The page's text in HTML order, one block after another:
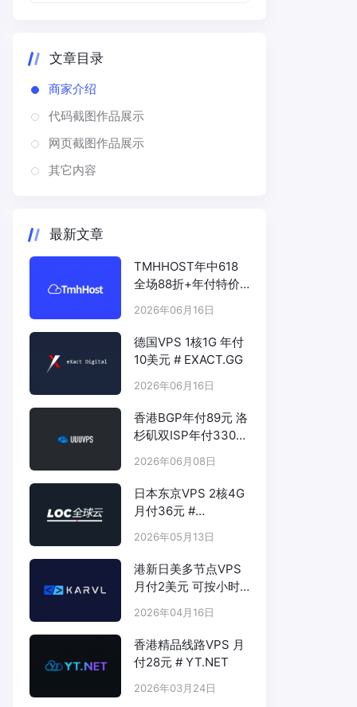
文章目录
商家介绍
代码截图作品展示
网页截图作品展示
其它内容
最新文章
TMHHOST年中618
全场88折+年付特价
2026年06月16日
德国VPS 1核1G 年付
10美元 # EXACT.GG
2026年06月16日
香港BGP年付89元 洛
杉矶双ISP年付330元
2026年06月08日
日本东京VPS 2核4G
月付36元 #
2026年05月13日
港新日美多节点VPS
月付2美元 可按小时
2026年04月16日
香港精品线路VPS 月
付28元 # YT.NET
2026年03月24日